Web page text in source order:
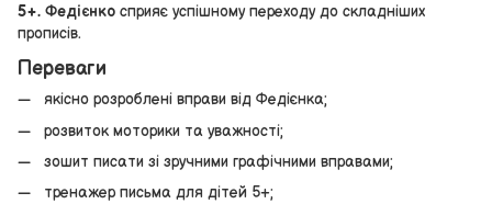
5+. Федієнко сприяє успішному переходу до складніших
прописів.
Переваги
якісно розроблені вправи від Федієнка;
розвиток моторики та уважності;
зошит писати зі зручними графічними вправами;
тренажер письма для дітей 5+;